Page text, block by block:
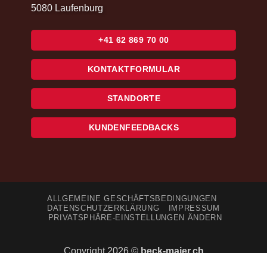
5080 Laufenburg
+41 62 869 70 00
KONTAKTFORMULAR
STANDORTE
KUNDENFEEDBACKS
ALLGEMEINE GESCHÄFTSBEDINGUNGEN
DATENSCHUTZERKLÄRUNG
IMPRESSUM
PRIVATSPHÄRE-EINSTELLUNGEN ÄNDERN
Copyright 2026 © beck-maier.ch